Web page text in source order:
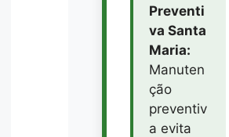
Preventi
va Santa
Maria:
Manuten
ção
preventiv
a evita